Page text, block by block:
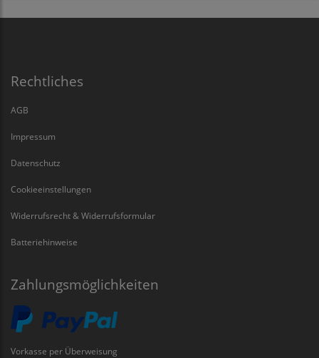
Rechtliches
AGB
Impressum
Datenschutz
Cookieeinstellungen
Widerrufsrecht & Widerrufsformular
Batteriehinweise
Zahlungsmöglichkeiten
Vorkasse per Überweisung